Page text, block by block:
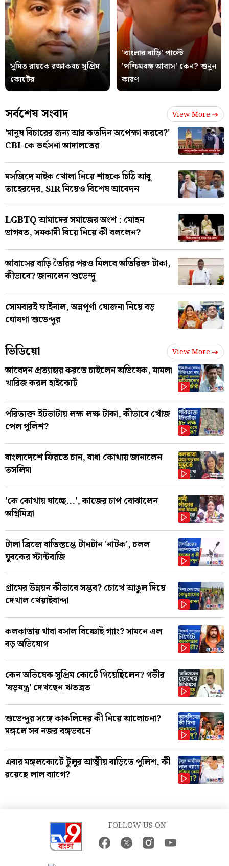
সুমিত রায়কে রক্ষাকবচ সুপ্রিম
কোর্টের
'বাংলার বাড়ি' পাল্টে
'পশ্চিমবঙ্গ আবাস' কেন? শুনুন
কারণ
সর্বশেষ সংবাদ View More
'মানুষ বিচারের জন্য আর কতদিন অপেক্ষা করবে?'
CBI-কে ভর্ৎসনা আদালতের
মসজিদে মাইক খোলা নিয়ে শাহকে চিঠি আবু
তাহেরদের, SIR নিয়েও বিশেষ আবেদন
LGBTQ আমাদের সমাজের অংশ : মোহন
ভাগবত, সমকামী বিয়ে নিয়ে কী বললেন?
আবাসের বাড়ি তৈরির পরও মিলবে অতিরিক্ত টাকা,
কীভাবে? জানালেন শুভেন্দু
সোমবারই ফাইনাল, অন্নপূর্ণা যোজনা নিয়ে বড়
ঘোষণা শুভেন্দুর
ভিডিয়ো View More
আবেদন প্রত্যাহার করতে চাইলেন অভিষেক, মামলা
খারিজ করল হাইকোর্ট
পরিত্যক্ত ইটভাটায় লক্ষ লক্ষ টাকা, কীভাবে খোঁজ
পেল পুলিশ?
বাংলাদেশে ফিরতে চান, বাধা কোথায় জানালেন
তসলিমা
'কে কোথায় যাচ্ছে...', কাজের চাপ বোঝালেন
অগ্নিমিত্রা
টালা ব্রিজে বাতিস্তম্ভে টানটান 'নাটক', চলল
যুবকের স্টান্টবাজি
গ্রামের উন্নয়ন কীভাবে সম্ভব? চোখে আঙুল দিয়ে
দেখাল খেয়াইবান্দা
কলকাতায় থাবা বসাল বিষ্ণোই গ্যাং? সামনে এল
বড় অভিযোগ
কেন অভিষেক সুপ্রিম কোর্টে গিয়েছিলেন? গভীর
'ষড়যন্ত্র' দেখছেন ঋতব্রত
শুভেন্দুর সঙ্গে কাকলিদের কী নিয়ে আলোচনা?
মঙ্গলে সব নজর বঙ্গভবনে
এবার মঙ্গলকোটে টুলুর আত্মীয় বাড়িতে পুলিশ, কী
রয়েছে লাল ব্যাগে?
FOLLOW US ON